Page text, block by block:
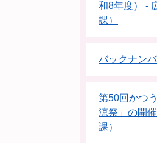
和8年度） -
課）
バックナン
第50回かつ
涼祭」の開
課）